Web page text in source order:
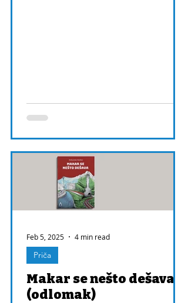
Makar se nešto dešava
(odlomak)
Priča
Feb 5, 2025 4 min read